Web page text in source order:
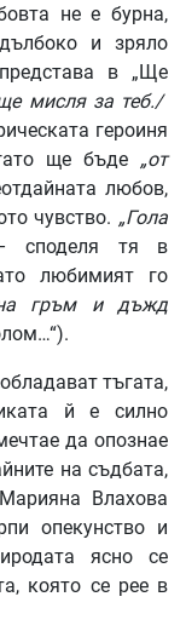
не е бурна,
и зряло
в „Ще
мисля за теб./
героиня
ще бъде „от
любов,
чувство. „Гола
споделя тя в
любимият го
гръм и дъжд
тъгата,
й е силно
да опознае
на съдбата,
Влахова
опекунство и
ясно се
която се рее в